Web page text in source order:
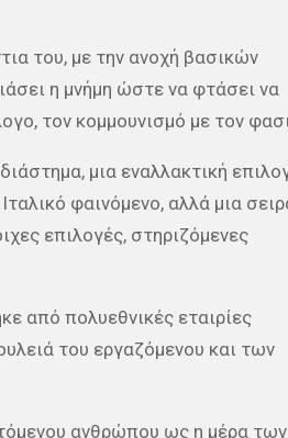
του, με την ανοχή βασικών
η μνήμη ώστε να φτάσει να
τον κομμουνισμό με τον
μια εναλλακτική
φαινόμενο, αλλά μια
επιλογές, στηριζόμενες
από πολυεθνικές εταιρίες
του εργαζόμενου και των
ανθρώπου ως η μέρα των